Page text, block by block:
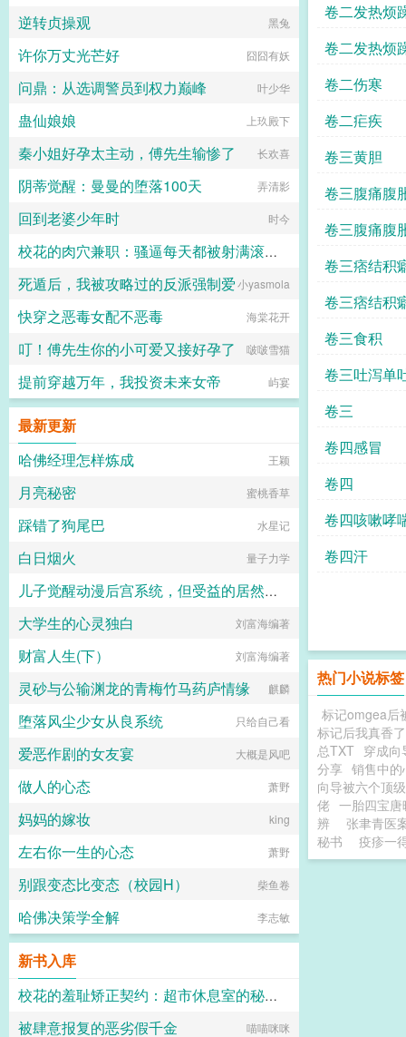
卷二发热烦
卷二发热烦
卷二伤寒
卷二疟疾
卷三黄胆
卷三腹痛腹
卷三腹痛腹
卷三痞结积
卷三痞结积
卷三食积
卷三吐泻单
卷三
卷四感冒
卷四
卷四咳嗽哮
卷四汗
热门小说标签
标记omgea后
标记后我真香了
总TXT 穿成向
分享 销售中
向导被六个顶
佬 一胎四宝
辨
张聿青医
秘书
疫疹一
最爱萝莉杯子
逆转贞操观 黑兔
许你万丈光芒好 囧囧有妖
问鼎：从选调警员到权力巅峰 叶少华
蛊仙娘娘 上玖殿下
秦小姐好孕太主动，傅先生输惨了 长欢喜
阴蒂觉醒：曼曼的堕落100天 弄清影
回到老婆少年时 时今
校花的肉穴兼职：骚逼每天都被射满滚烫浓精
lkudgbk
死遁后，我被攻略过的反派强制爱小yasmola
快穿之恶毒女配不恶毒 海棠花开
叮！傅先生你的小可爱又接好孕了 啵啵雪猫
提前穿越万年，我投资未来女帝 屿宴
最新更新
哈佛经理怎样炼成
王颖
月亮秘密 蜜桃香草
踩错了狗尾巴 水星记
白日烟火 量子力学
儿子觉醒动漫后宫系统，但受益的居然是我?
qewadsqew
大学生的心灵独白 刘富海编著
财富人生(下） 刘富海编著
灵砂与公输渊龙的青梅竹马药庐情缘 麒麟
堕落风尘少女从良系统 只给自己看
爱恶作剧的女友宴 大概是风吧
做人的心态 萧野
妈妈的嫁妆 king
左右你一生的心态 萧野
别跟变态比变态（校园H） 柴鱼卷
哈佛决策学全解 李志敏
新书入库
校花的羞耻矫正契约：超市休息室的秘密管教
猫舍管理员
被肆意报复的恶劣假千金 喵喵咪咪